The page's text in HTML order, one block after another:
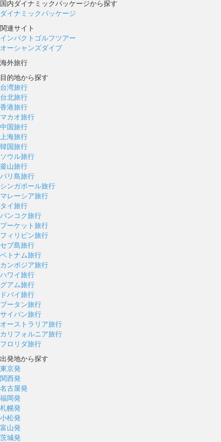
国内ダイナミックパッケージから探す
ダイナミックパッケージ
関連サイト
インパクトゴルフツアー
オーシャンズダイブ
海外旅行
目的地から探す
台湾旅行
台北旅行
香港旅行
マカオ旅行
中国旅行
上海旅行
韓国旅行
ソウル旅行
釜山旅行
バリ島旅行
シンガポール旅行
マレーシア旅行
タイ旅行
バンコク旅行
プーケット旅行
フィリピン旅行
セブ島旅行
ベトナム旅行
カンボジア旅行
ハワイ旅行
グアム旅行
ドバイ旅行
ブータン旅行
サイパン旅行
オーストラリア旅行
カリフォルニア旅行
フロリダ旅行
出発地から探す
東京発
関西発
名古屋発
福岡発
札幌発
小松発
富山発
茨城発